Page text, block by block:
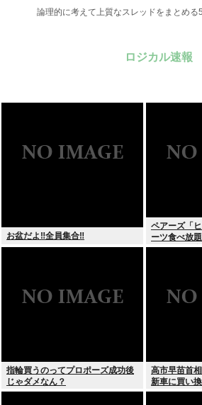
論理的に考えて上質なスレッドをまとめる
ロジカル速報
お盆だよ‼全員集合‼
ペアーズ「
ーツ食べ放
トやるぞ。
指輪買うのってプロポーズ成功後
じゃダメなん？
高市早苗首
新車に買い
っていた